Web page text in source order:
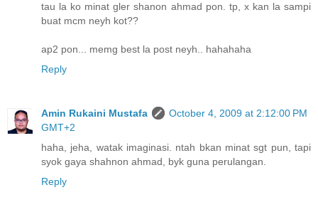
tau la ko minat gler shanon ahmad pon. tp, x kan la sampi
buat mcm neyh kot??
ap2 pon... memg best la post neyh.. hahahaha
Reply
Amin Rukaini Mustafa
October 4, 2009 at 2:12:00 PM
GMT+2
haha, jeha, watak imaginasi. ntah bkan minat sgt pun, tapi
syok gaya shahnon ahmad, byk guna perulangan.
Reply